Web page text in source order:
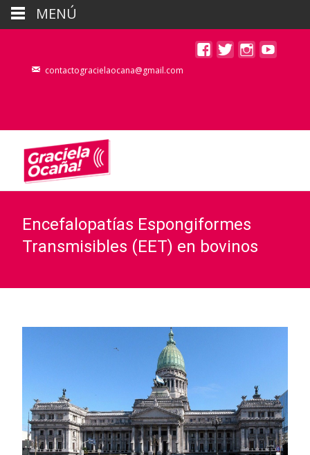
contactogracielaocana@gmail.com
Encefalopatías Espongiformes
Transmisibles (EET) en bovinos
MENÚ